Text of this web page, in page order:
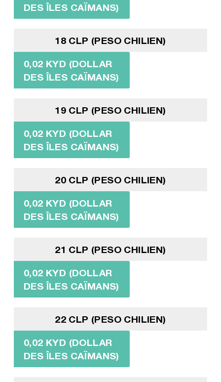
DES ÎLES CAÏMANS)
18 CLP (PESO CHILIEN)
0,02 KYD (DOLLAR
DES ÎLES CAÏMANS)
19 CLP (PESO CHILIEN)
0,02 KYD (DOLLAR
DES ÎLES CAÏMANS)
20 CLP (PESO CHILIEN)
0,02 KYD (DOLLAR
DES ÎLES CAÏMANS)
21 CLP (PESO CHILIEN)
0,02 KYD (DOLLAR
DES ÎLES CAÏMANS)
22 CLP (PESO CHILIEN)
0,02 KYD (DOLLAR
DES ÎLES CAÏMANS)